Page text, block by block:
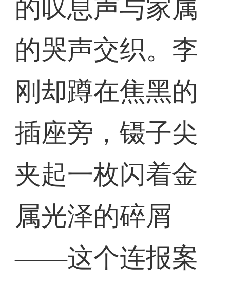
的叹息声与家属
的哭声交织。李
刚却蹲在焦黑的
插座旁，镊子尖
夹起一枚闪着金
属光泽的碎屑
——这个连报案